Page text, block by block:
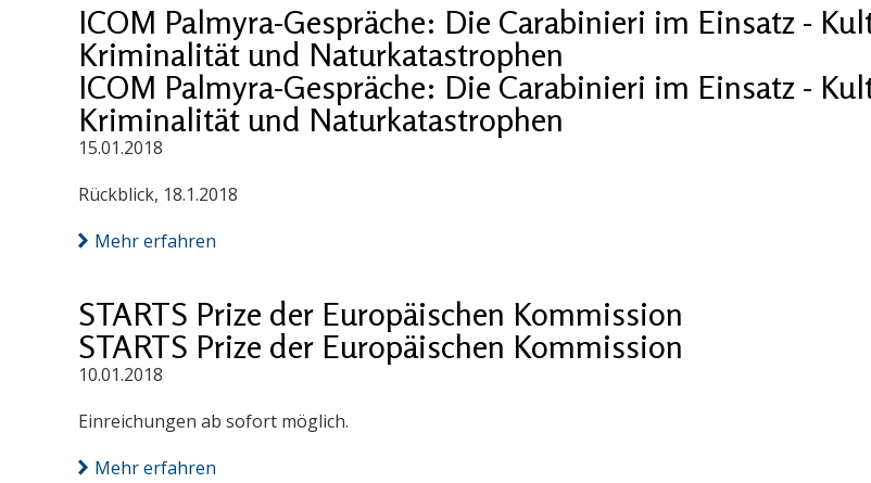
ICOM Palmyra-Gespräche: Die Carabinieri im Einsatz -
Kriminalität und Naturkatastrophen
ICOM Palmyra-Gespräche: Die Carabinieri im Einsatz -
Kriminalität und Naturkatastrophen
15.01.2018
Rückblick, 18.1.2018
Mehr erfahren
STARTS Prize der Europäischen Kommission
STARTS Prize der Europäischen Kommission
10.01.2018
Einreichungen ab sofort möglich.
Mehr erfahren